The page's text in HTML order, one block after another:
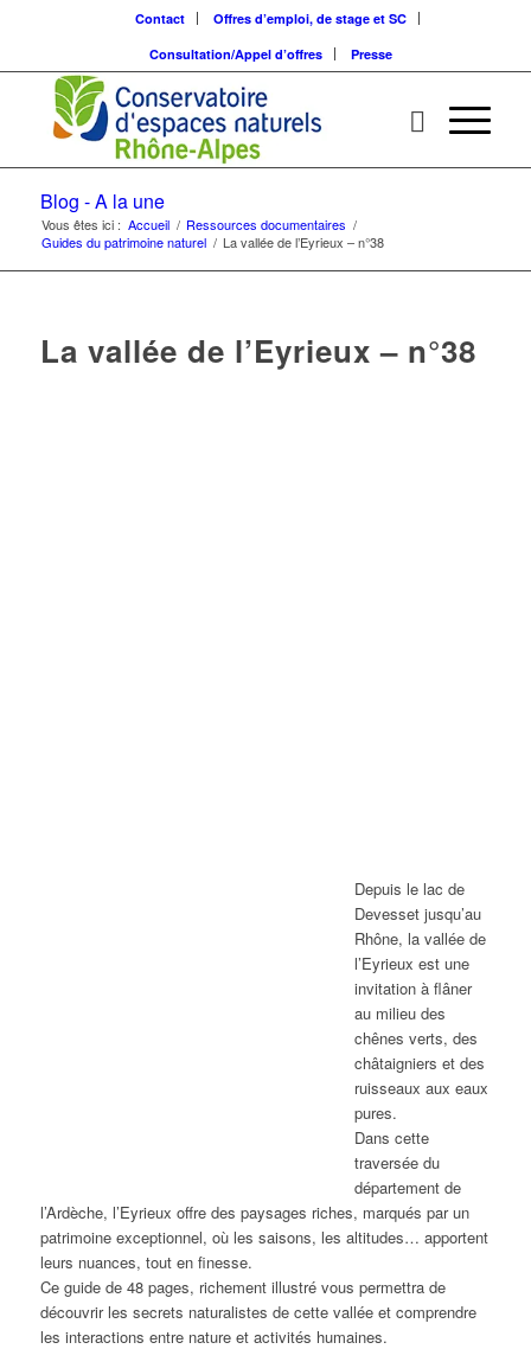
Contact
Offres d’emploi, de stage et SC
Consultation/Appel d’offres
Presse
Blog - A la une
Vous êtes ici : Accueil / Ressources documentaires /
Guides du patrimoine naturel / La vallée de l’Eyrieux – n°38
La vallée de l’Eyrieux – n°38
Depuis le lac de
Devesset jusqu’au
Rhône, la vallée de
l’Eyrieux est une
invitation à flâner
au milieu des
chênes verts, des
châtaigniers et des
ruisseaux aux eaux
pures.
Dans cette
traversée du
département de
l’Ardèche, l’Eyrieux offre des paysages riches, marqués par un
patrimoine exceptionnel, où les saisons, les altitudes… apportent
leurs nuances, tout en finesse.
Ce guide de 48 pages, richement illustré vous permettra de
découvrir les secrets naturalistes de cette vallée et comprendre
les interactions entre nature et activités humaines.